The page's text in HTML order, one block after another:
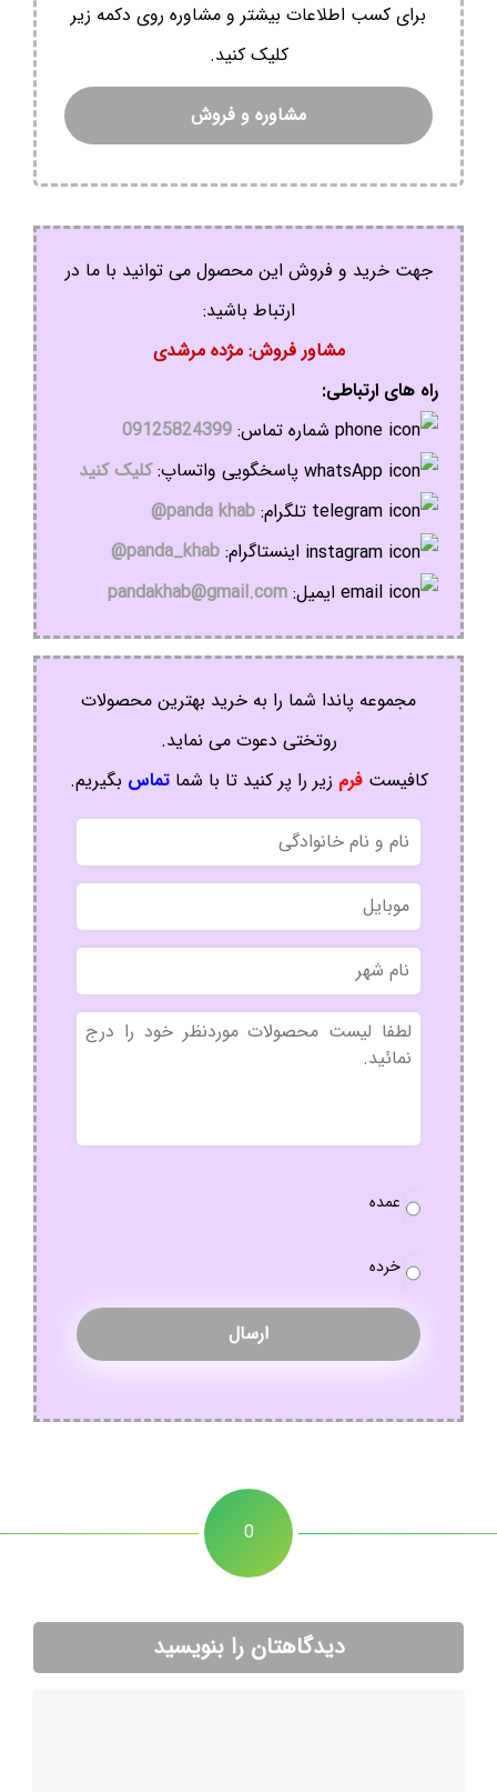
برای کسب اطلاعات بیشتر و مشاوره روی دکمه زیر
کلیک کنید.
مشاوره و فروش
جهت خرید و فروش این محصول می توانید با ما در
ارتباط باشید:
مشاور فروش: مژده مرشدی
راه های ارتباطی:
شماره تماس: 09125824399
پاسخگویی واتساپ:کلیک کنید
تلگرام: panda khab@
اینستاگرام: panda_khab@
ایمیل: pandakhab@gmail.com
مجموعه پاندا شما را به خرید بهترین محصولات
روتختی دعوت می نماید.
کافیستفرم زیر را پر کنید تا با شماتماس بگیریم.
نام
و
نام
خانوادگی
موبایل
نام
شهر
بدون
عنوان
سفارش
عمده
خرده
0
دیدگاهتان را بنویسید